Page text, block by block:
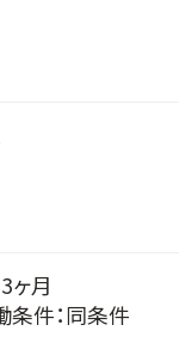
ヶ月
件：同条件